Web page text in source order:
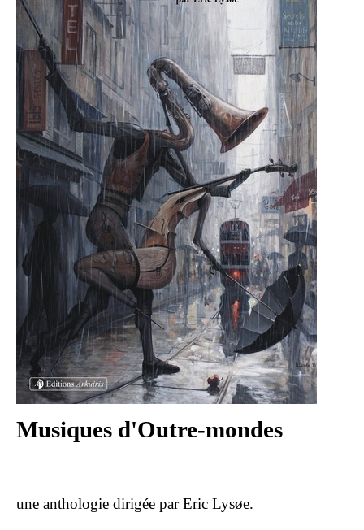
Musiques d'Outre-mondes
une anthologie dirigée par Eric Lysøe.